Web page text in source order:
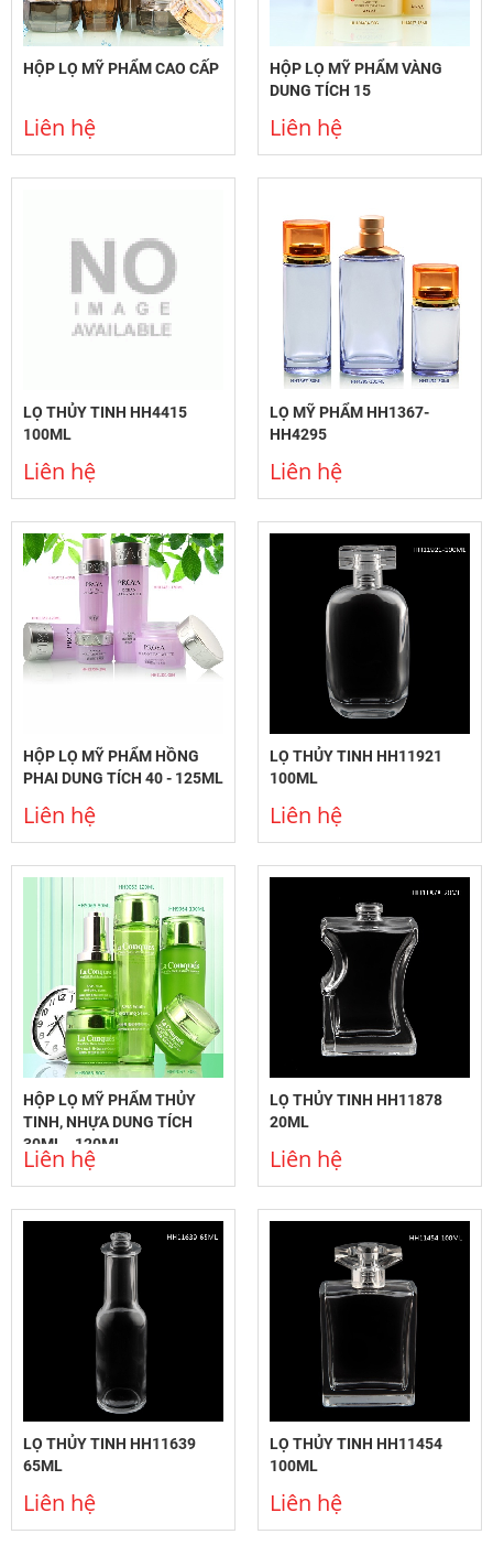
HỘP LỌ MỸ PHẨM CAO CẤP
Liên hệ
HỘP LỌ MỸ PHẨM VÀNG
DUNG TÍCH 15
Liên hệ
LỌ THỦY TINH HH4415
100ML
Liên hệ
LỌ MỸ PHẨM HH1367-
HH4295
Liên hệ
HỘP LỌ MỸ PHẨM HỒNG
PHAI DUNG TÍCH 40 - 125ML
Liên hệ
LỌ THỦY TINH HH11921
100ML
Liên hệ
HỘP LỌ MỸ PHẨM THỦY
TINH, NHỰA DUNG TÍCH
30ML - 120ML
Liên hệ
LỌ THỦY TINH HH11878
20ML
Liên hệ
LỌ THỦY TINH HH11639
65ML
Liên hệ
LỌ THỦY TINH HH11454
100ML
Liên hệ